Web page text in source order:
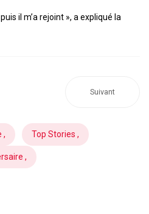
il m’a rejoint », a expliqué la
Suivant
, Top Stories ,
,